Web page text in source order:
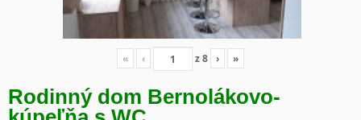
« ‹ z8 › »
Rodinný dom Bernolákovo-